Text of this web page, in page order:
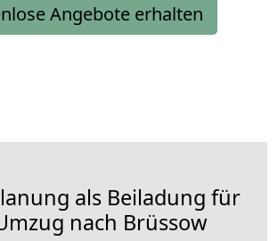
Angebote erhalten
als Beiladung für
nach Brüssow